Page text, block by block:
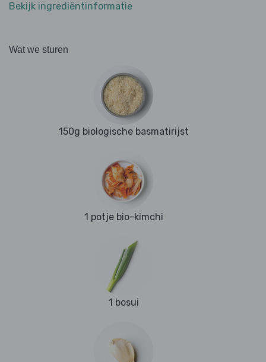
Bekijk ingrediëntinformatie
Wat we sturen
150g biologische basmatirijst
1 potje bio-kimchi
1 bosui